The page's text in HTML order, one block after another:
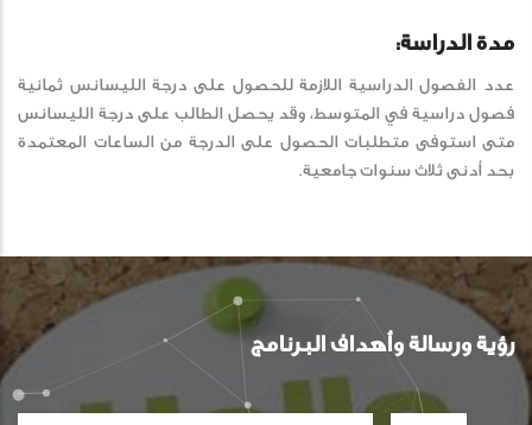
مدة الدراسة:
عدد الفصول الدراسية اللازمة للحصول على درجة الليسانس ثمانية
فصول دراسية في المتوسط، وقد يحصل الطالب على درجة الليسانس
متى استوفى متطلبات الحصول على الدرجة من الساعات المعتمدة
بحد أدنى ثلاث سنوات جامعية.
رؤية ورسالة وأهداف البرنامج